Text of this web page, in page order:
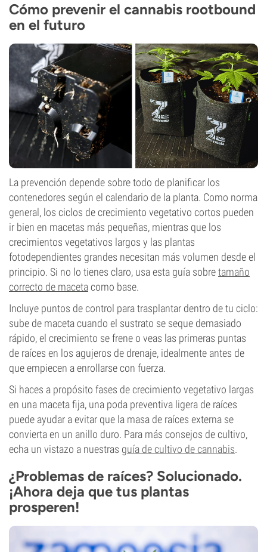
Cómo prevenir el cannabis rootbound
en el futuro
La prevención depende sobre todo de planificar los
contenedores según el calendario de la planta. Como norma
general, los ciclos de crecimiento vegetativo cortos pueden
ir bien en macetas más pequeñas, mientras que los
crecimientos vegetativos largos y las plantas
fotodependientes grandes necesitan más volumen desde el
principio. Si no lo tienes claro, usa esta guía sobretamaño
correcto de macetacomo base.
Incluye puntos de control para trasplantar dentro de tu ciclo:
sube de maceta cuando el sustrato se seque demasiado
rápido, el crecimiento se frene o veas las primeras puntas
de raíces en los agujeros de drenaje, idealmente antes de
que empiecen a enrollarse con fuerza.
Si haces a propósito fases de crecimiento vegetativo largas
en una maceta fija, una poda preventiva ligera de raíces
puede ayudar a evitar que la masa de raíces externa se
convierta en un anillo duro. Para más consejos de cultivo,
echa un vistazo a nuestras guía de cultivo de cannabis.
¿Problemas de raíces? Solucionado.
¡Ahora deja que tus plantas
prosperen!